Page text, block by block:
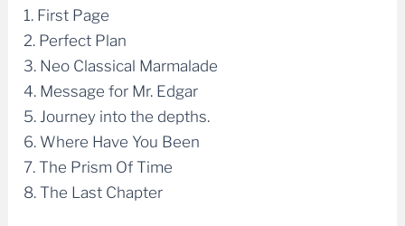
1. First Page
2. Perfect Plan
3. Neo Classical Marmalade
4. Message for Mr. Edgar
5. Journey into the depths.
6. Where Have You Been
7. The Prism Of Time
8. The Last Chapter